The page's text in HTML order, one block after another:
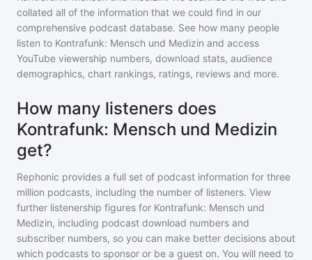
collated all of the information that we could find in our
comprehensive podcast database. See how many people
listen to Kontrafunk: Mensch und Medizin and access
YouTube viewership numbers, download stats, audience
demographics, chart rankings, ratings, reviews and more.
How many listeners does
Kontrafunk: Mensch und Medizin
get?
Rephonic provides a full set of podcast information for three
million podcasts, including the number of listeners. View
further listenership figures for Kontrafunk: Mensch und
Medizin, including podcast download numbers and
subscriber numbers, so you can make better decisions about
which podcasts to sponsor or be a guest on. You will need to